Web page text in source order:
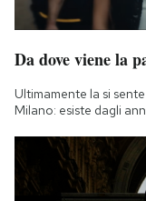
Da dove viene la
Ultimamente la si
Milano: esiste dagli